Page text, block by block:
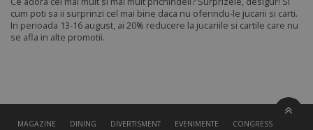
cum poti sa ii surprinzi cel mai bine daca nu oferindu-le jucarii si carti.
In perioada 13-16 august, ai 20% reducere la jucariile si cartile care nu
se afla in alte promotii.
MAGAZINE DINING DIVERTISMENT EVENIMENTE
CONGRESS HALL